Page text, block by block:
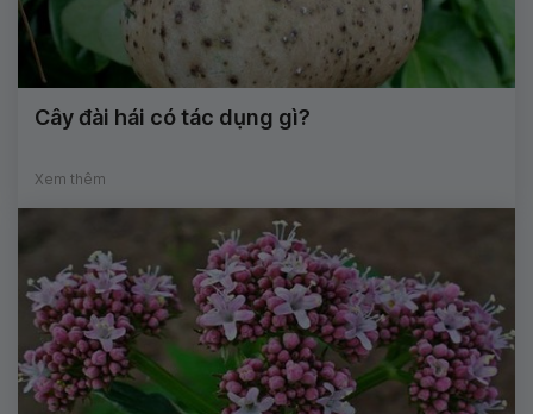
Cây đài hái có tác dụng gì?
Xem thêm